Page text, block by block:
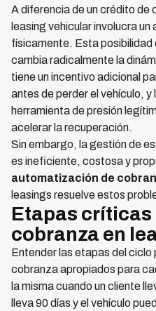
A diferencia de un crédito de
leasing vehicular involucra
físicamente. Esta posibilidad
cambia radicalmente la
tiene un incentivo adicional
antes de perder el vehículo, y
herramienta de presión
acelerar la recuperación.
Sin embargo, la gestión de
es ineficiente, costosa y
automatización de
leasings resuelve estos
Etapas críticas
cobranza en
Entender las etapas del
cobranza apropiados para
la misma cuando un cliente
lleva 90 días y el vehículo